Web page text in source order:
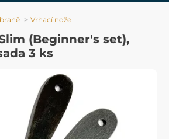
Vrhací nože
Slim (Beginner's set),
3 ks